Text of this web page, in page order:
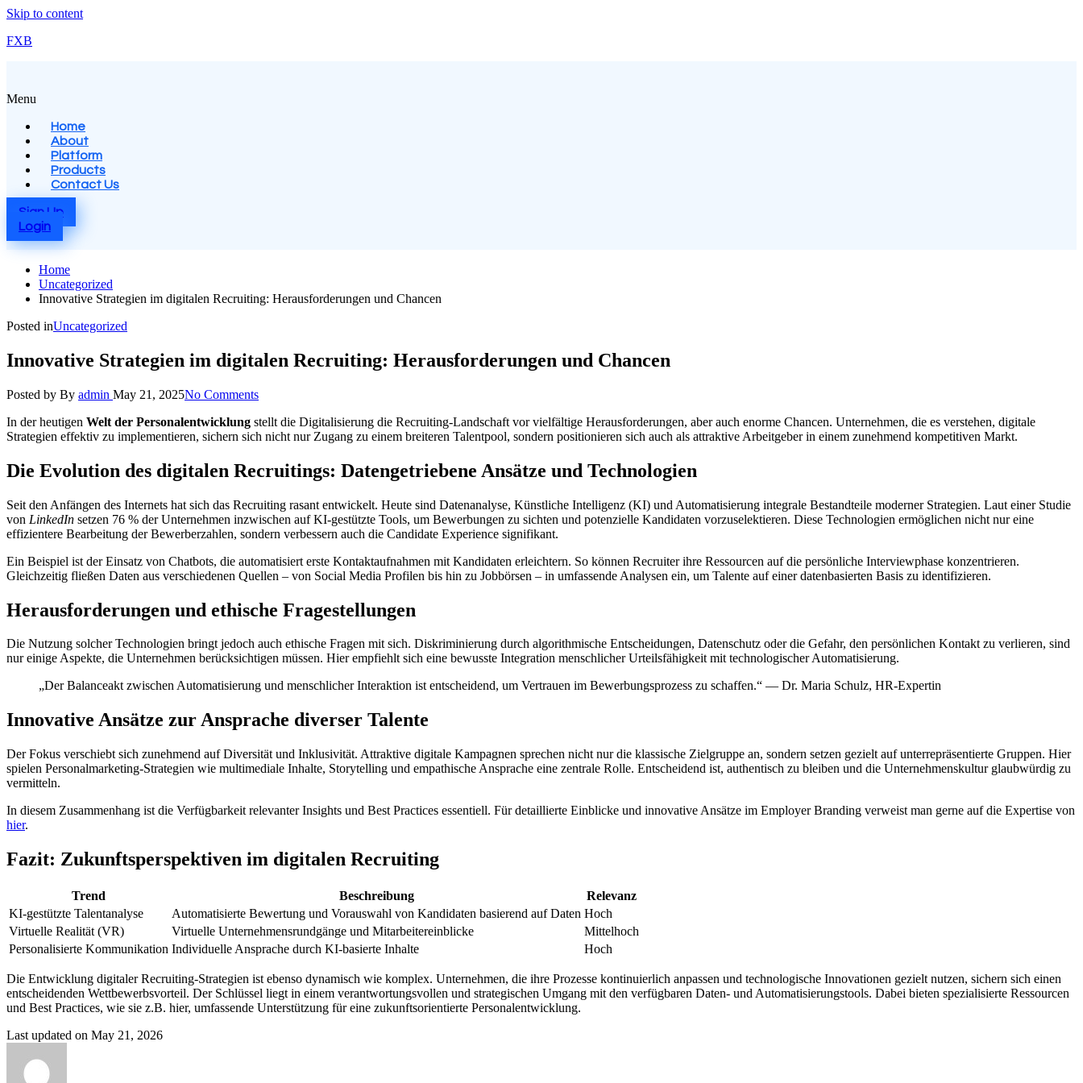
Skip to content
FXB
Menu
Home
About
Platform
Products
Contact Us
Sign Up
Login
Home
Uncategorized
Innovative Strategien im digitalen Recruiting: Herausforderungen und Chancen
Posted inUncategorized
Innovative Strategien im digitalen Recruiting: Herausforderungen und Chancen
Posted by By admin May 21, 2025No Comments
In der heutigen Welt der Personalentwicklung stellt die Digitalisierung die Recruiting-Landschaft vor vielfältige Herausforderungen, aber auch enorme Chancen. Unternehmen, die es verstehen, digitale
Strategien effektiv zu implementieren, sichern sich nicht nur Zugang zu einem breiteren Talentpool, sondern positionieren sich auch als attraktive Arbeitgeber in einem zunehmend kompetitiven Markt.
Die Evolution des digitalen Recruitings: Datengetriebene Ansätze und Technologien
Seit den Anfängen des Internets hat sich das Recruiting rasant entwickelt. Heute sind Datenanalyse, Künstliche Intelligenz (KI) und Automatisierung integrale Bestandteile moderner Strategien. Laut einer Studie
von LinkedIn setzen 76 % der Unternehmen inzwischen auf KI-gestützte Tools, um Bewerbungen zu sichten und potenzielle Kandidaten vorzuselektieren. Diese Technologien ermöglichen nicht nur eine
effizientere Bearbeitung der Bewerberzahlen, sondern verbessern auch die Candidate Experience signifikant.
Ein Beispiel ist der Einsatz von Chatbots, die automatisiert erste Kontaktaufnahmen mit Kandidaten erleichtern. So können Recruiter ihre Ressourcen auf die persönliche Interviewphase konzentrieren.
Gleichzeitig fließen Daten aus verschiedenen Quellen – von Social Media Profilen bis hin zu Jobbörsen – in umfassende Analysen ein, um Talente auf einer datenbasierten Basis zu identifizieren.
Herausforderungen und ethische Fragestellungen
Die Nutzung solcher Technologien bringt jedoch auch ethische Fragen mit sich. Diskriminierung durch algorithmische Entscheidungen, Datenschutz oder die Gefahr, den persönlichen Kontakt zu verlieren, sind
nur einige Aspekte, die Unternehmen berücksichtigen müssen. Hier empfiehlt sich eine bewusste Integration menschlicher Urteilsfähigkeit mit technologischer Automatisierung.
„Der Balanceakt zwischen Automatisierung und menschlicher Interaktion ist entscheidend, um Vertrauen im Bewerbungsprozess zu schaffen.“ — Dr. Maria Schulz, HR-Expertin
Innovative Ansätze zur Ansprache diverser Talente
Der Fokus verschiebt sich zunehmend auf Diversität und Inklusivität. Attraktive digitale Kampagnen sprechen nicht nur die klassische Zielgruppe an, sondern setzen gezielt auf unterrepräsentierte Gruppen. Hier
spielen Personalmarketing-Strategien wie multimediale Inhalte, Storytelling und empathische Ansprache eine zentrale Rolle. Entscheidend ist, authentisch zu bleiben und die Unternehmenskultur glaubwürdig zu
vermitteln.
In diesem Zusammenhang ist die Verfügbarkeit relevanter Insights und Best Practices essentiell. Für detaillierte Einblicke und innovative Ansätze im Employer Branding verweist man gerne auf die Expertise von
hier.
Fazit: Zukunftsperspektiven im digitalen Recruiting
Trend Beschreibung
Relevanz
KI-gestützte Talentanalyse
Automatisierte Bewertung und Vorauswahl von Kandidaten basierend auf Daten Hoch
Virtuelle Realität (VR)
Virtuelle Unternehmensrundgänge und Mitarbeitereinblicke
Mittelhoch
Personalisierte Kommunikation Individuelle Ansprache durch KI-basierte Inhalte Hoch
Die Entwicklung digitaler Recruiting-Strategien ist ebenso dynamisch wie komplex. Unternehmen, die ihre Prozesse kontinuierlich anpassen und technologische Innovationen gezielt nutzen, sichern sich einen
entscheidenden Wettbewerbsvorteil. Der Schlüssel liegt in einem verantwortungsvollen und strategischen Umgang mit den verfügbaren Daten- und Automatisierungstools. Dabei bieten spezialisierte Ressourcen
und Best Practices, wie sie z.B. hier, umfassende Unterstützung für eine zukunftsorientierte Personalentwicklung.
Last updated on May 21, 2026